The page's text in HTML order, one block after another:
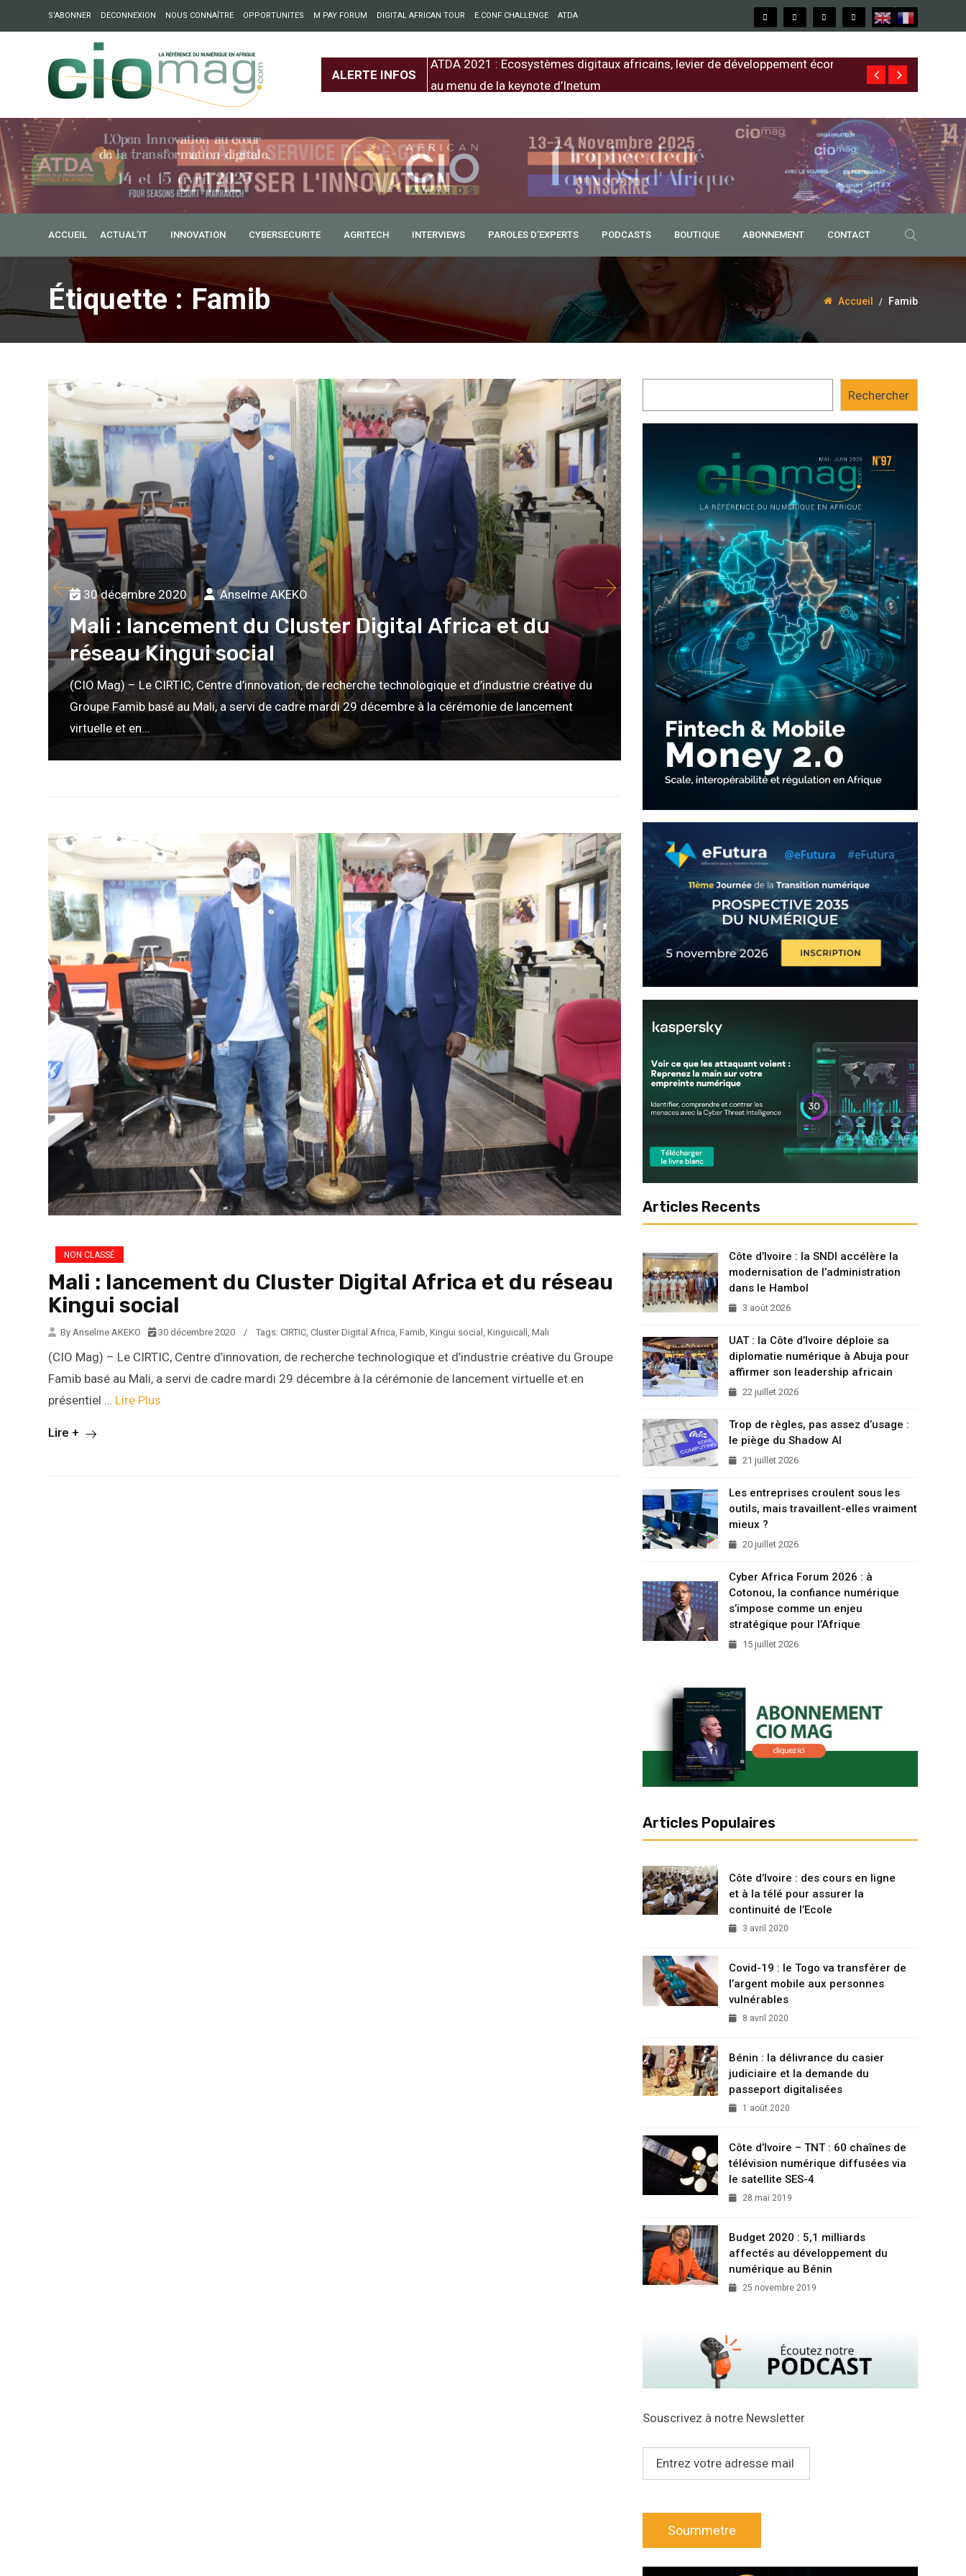
S’ABONNER DECONNEXION NOUS CONNAÎTRE OPPORTUNITES M PAY FORUM DIGITAL AFRICAN TOUR E.CONF CHALLENGE ATDA
ALERTE INFOS
: Partech Shaker lance Chapter54 pour créer des ponts entre l’Europe et
ATDA 2021 : Ecosystèmes digitaux africains, levier de développement économique
au menu de la keynote d’Inetum
Free au
ACCUEIL ACTUAL’IT INNOVATION CYBERSECURITE AGRITECH INTERVIEWS PAROLES D’EXPERTS PODCASTS BOUTIQUE ABONNEMENT CONTACT
Étiquette : Famib Accueil Famib
30 décembre 2020 Anselme AKEKO
Mali : lancement du Cluster Digital Africa et du
réseau Kingui social
(CIO Mag) – Le CIRTIC, Centre d’innovation, de recherche technologique et d’industrie créative du
Groupe Famib basé au Mali, a servi de cadre mardi 29 décembre à la cérémonie de lancement
virtuelle et en...
NON CLASSÉ
Mali : lancement du Cluster Digital Africa et du réseau
Kingui social
By Anselme AKEKO 30 décembre 2020 / Tags: CIRTIC Cluster Digital Africa Famib Kingui social Kinguicall Mali
(CIO Mag) – Le CIRTIC, Centre d’innovation, de recherche technologique et d’industrie créative du Groupe
Famib basé au Mali, a servi de cadre mardi 29 décembre à la cérémonie de lancement virtuelle et en
présentiel … Lire Plus
Lire +
Rechercher
Articles Recents
Côte d’Ivoire : la SNDI accélère la
modernisation de l’administration
dans le Hambol
3 août 2026
UAT : la Côte d’Ivoire déploie sa
diplomatie numérique à Abuja pour
affirmer son leadership africain
22 juillet 2026
Trop de règles, pas assez d’usage :
le piège du Shadow AI
21 juillet 2026
Les entreprises croulent sous les
outils, mais travaillent-elles vraiment
mieux ?
20 juillet 2026
Cyber Africa Forum 2026 : à
Cotonou, la confiance numérique
s’impose comme un enjeu
stratégique pour l’Afrique
15 juillet 2026
Articles Populaires
Côte d’Ivoire : des cours en ligne
et à la télé pour assurer la
continuité de l’Ecole
3 avril 2020
Covid-19 : le Togo va transférer de
l’argent mobile aux personnes
vulnérables
8 avril 2020
Bénin : la délivrance du casier
judiciaire et la demande du
passeport digitalisées
1 août 2020
Côte d’Ivoire – TNT : 60 chaînes de
télévision numérique diffusées via
le satellite SES-4
28 mai 2019
Budget 2020 : 5,1 milliards
affectés au développement du
numérique au Bénin
25 novembre 2019
Souscrivez à notre Newsletter